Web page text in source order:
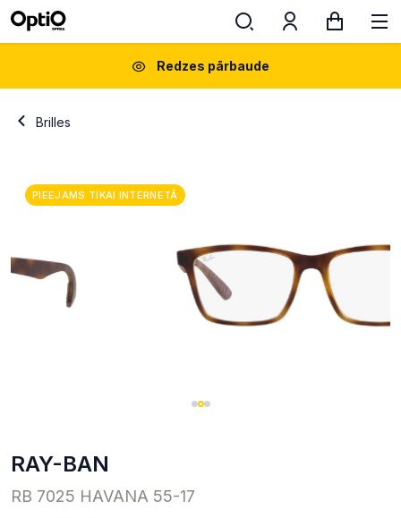
Redzes pārbaude
Brilles
PIEEJAMS TIKAI INTERNETĀ
RAY-BAN
RB 7025 HAVANA 55-17